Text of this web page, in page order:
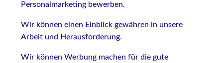
Personalmarketing bewerben.
Wir können einen Einblick gewähren in unsere
Arbeit und Herausforderung.
Wir können Werbung machen für die gute